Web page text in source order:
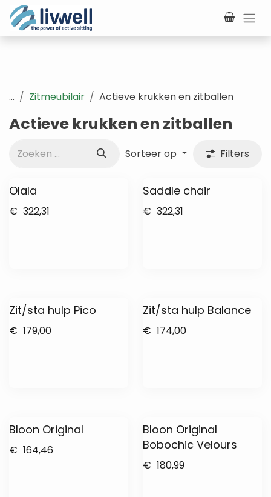
Overslaan naar inhoud
... Zitmeubilair Actieve krukken en zitballen
Actieve krukken en zitballen
Sorteer op Filters
Olala
€ 322,31
Saddle chair
€ 322,31
Zit/sta hulp Pico
€ 179,00
Zit/sta hulp Balance
€ 174,00
Bloon Original
€ 164,46
Bloon Original
Bobochic Velours
€ 180,99